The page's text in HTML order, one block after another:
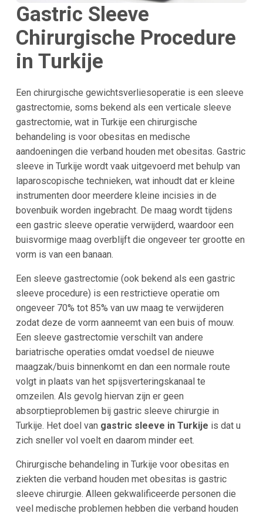
Gastric Sleeve
Chirurgische Procedure
in Turkije
Een chirurgische gewichtsverliesoperatie is een sleeve
gastrectomie, soms bekend als een verticale sleeve
gastrectomie, wat in Turkije een chirurgische
behandeling is voor obesitas en medische
aandoeningen die verband houden met obesitas. Gastric
sleeve in Turkije wordt vaak uitgevoerd met behulp van
laparoscopische technieken, wat inhoudt dat er kleine
instrumenten door meerdere kleine incisies in de
bovenbuik worden ingebracht. De maag wordt tijdens
een gastric sleeve operatie verwijderd, waardoor een
buisvormige maag overblijft die ongeveer ter grootte en
vorm is van een banaan.
Een sleeve gastrectomie (ook bekend als een gastric
sleeve procedure) is een restrictieve operatie om
ongeveer 70% tot 85% van uw maag te verwijderen
zodat deze de vorm aanneemt van een buis of mouw.
Een sleeve gastrectomie verschilt van andere
bariatrische operaties omdat voedsel de nieuwe
maagzak/buis binnenkomt en dan een normale route
volgt in plaats van het spijsverteringskanaal te
omzeilen. Als gevolg hiervan zijn er geen
absorptieproblemen bij gastric sleeve chirurgie in
Turkije. Het doel van gastric sleeve in Turkije is dat u
zich sneller vol voelt en daarom minder eet.
Chirurgische behandeling in Turkije voor obesitas en
ziekten die verband houden met obesitas is gastric
sleeve chirurgie. Alleen gekwalificeerde personen die
veel medische problemen hebben die verband houden